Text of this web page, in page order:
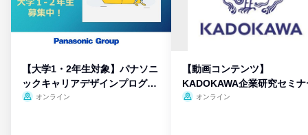
【大学1・2年生対象】パナソニ
ックキャリアデザインプログラ
ム
オンライン
【動画コンテンツ】
KADOKAWA企業研究セミナ
オンライン